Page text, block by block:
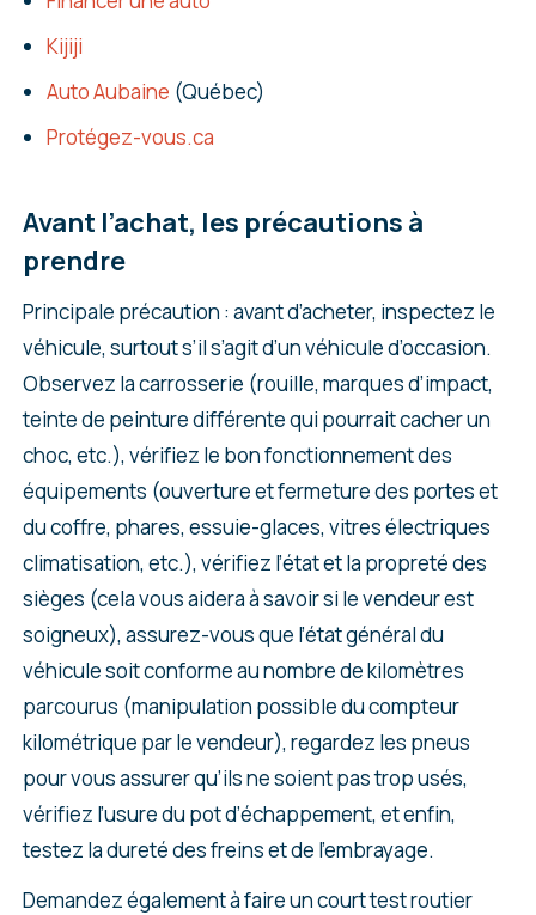
Kijiji
Auto Aubaine (Québec)
Protégez-vous.ca
Avant l’achat, les précautions à
prendre
Principale précaution : avant d’acheter, inspectez le
véhicule, surtout s’il s’agit d’un véhicule d’occasion.
Observez la carrosserie (rouille, marques d’impact,
teinte de peinture différente qui pourrait cacher un
choc, etc.), vérifiez le bon fonctionnement des
équipements (ouverture et fermeture des portes et
du coffre, phares, essuie-glaces, vitres électriques
climatisation, etc.), vérifiez l’état et la propreté des
sièges (cela vous aidera à savoir si le vendeur est
soigneux), assurez-vous que l’état général du
véhicule soit conforme au nombre de kilomètres
parcourus (manipulation possible du compteur
kilométrique par le vendeur), regardez les pneus
pour vous assurer qu’ils ne soient pas trop usés,
vérifiez l’usure du pot d’échappement, et enfin,
testez la dureté des freins et de l’embrayage.
Demandez également à faire un court test routier